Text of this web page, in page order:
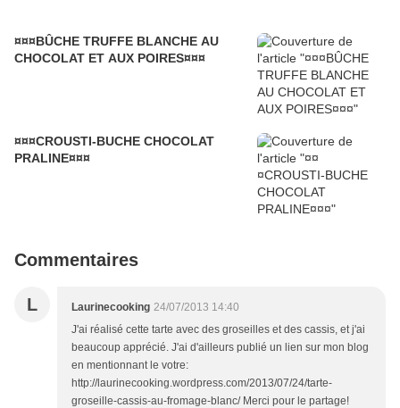
¤¤¤BÛCHE TRUFFE BLANCHE AU
CHOCOLAT ET AUX POIRES¤¤¤
¤¤¤CROUSTI-BUCHE CHOCOLAT
PRALINE¤¤¤
Commentaires
L Laurinecooking 24/07/2013 14:40
J'ai réalisé cette tarte avec des groseilles et des cassis, et j'ai
beaucoup apprécié. J'ai d'ailleurs publié un lien sur mon blog
en mentionnant le votre:
http://laurinecooking.wordpress.com/2013/07/24/tarte-
groseille-cassis-au-fromage-blanc/ Merci pour le partage!